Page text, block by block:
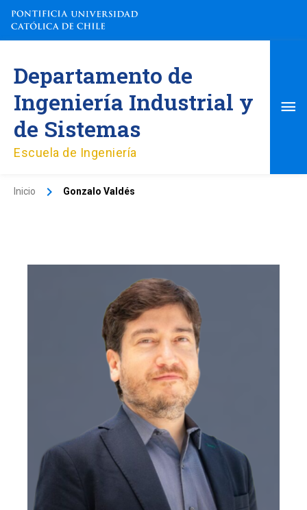
contenido
Departamento de
Ingeniería Industrial y
de Sistemas
Escuela de Ingeniería
Inicio Gonzalo Valdés